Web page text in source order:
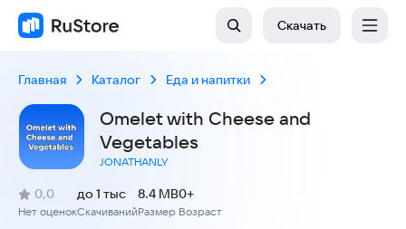
Скачать
Главная Каталог Еда и напитки
Omelet with Cheese and
Vegetables
JONATHANLY
Рейтинг:
0,0
(
Нет оценок
)
Скачиваний
до 1 тыс
Размер
8.4 MB
Возраст
0+